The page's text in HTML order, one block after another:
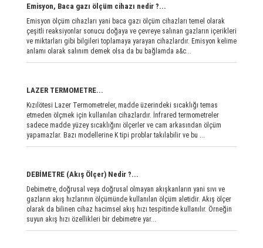
Emisyon, Baca gazı ölçüm cihazı nedir ?...
Emisyon ölçüm cihazları yani baca gazı ölçüm cihazları temel olarak
çeşitli reaksiyonlar sonucu doğaya ve çevreye salınan gazların içerikleri
ve miktarları gibi bilgileri toplamaya yarayan cihazlardır. Emisyon kelime
anlamı olarak salınım demek olsa da bu bağlamda a&c...
LAZER TERMOMETRE...
Kızılötesi Lazer Termometreler, madde üzerindeki sıcaklığı temas
etmeden ölçmek için kullanılan cihazlardır. İnfrared termometreler
sadece madde yüzey sıcaklığını ölçerler ve cam arkasından ölçüm
yapamazlar. Bazı modellerine K tipi problar takılabilir ve bu ...
DEBİMETRE (Akış Ölçer) Nedir ?...
Debimetre, doğrusal veya doğrusal olmayan akışkanların yani sıvı ve
gazların akış hızlarının ölçümünde kullanılan ölçüm aletidir. Akış ölçer
olarak da bilinen cihaz hacimsel akış hızı tespitinde kullanılır. Örneğin
suyun akış hızı özellikleri bir debimetre yar...